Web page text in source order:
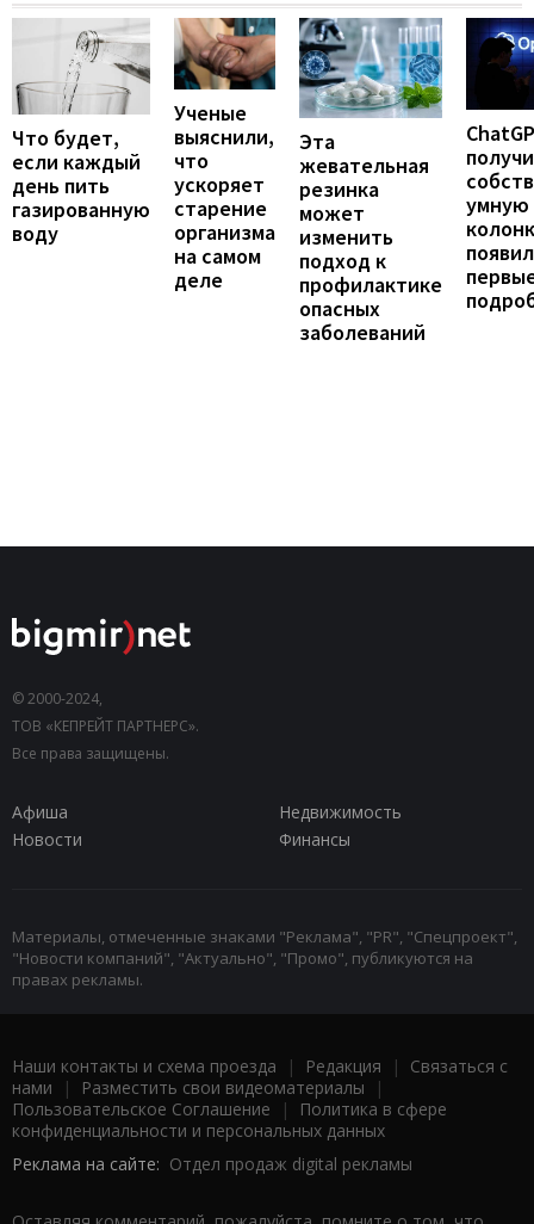
Что будет,
если каждый
день пить
газированную
воду
Ученые
выяснили,
что
ускоряет
старение
организма
на самом
деле
Эта
жевательная
резинка
может
изменить
подход к
профилактике
опасных
заболеваний
умную
© 2000-2024,
ТОВ «КЕПРЕЙТ ПАРТНЕРС».
Все права защищены.
Афиша
Недвижимость
Новости
Финансы
Материалы, отмеченные знаками "Реклама", "PR", "Спецпроект",
"Новости компаний", "Актуально", "Промо", публикуются на
правах рекламы.
Наши контакты и схема проезда | Редакция | Связаться с
нами | Разместить свои видеоматериалы |
Пользовательское Соглашение |
Политика в сфере
конфиденциальности и персональных данных
Реклама на сайте: Отдел продаж digital рекламы